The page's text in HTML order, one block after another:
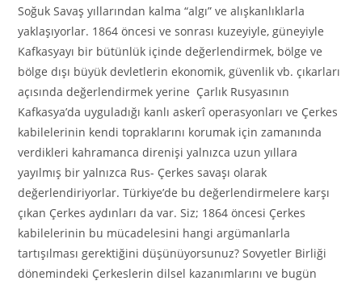
Soğuk Savaş yıllarından kalma “algı” ve alışkanlıklarla
yaklaşıyorlar. 1864 öncesi ve sonrası kuzeyiyle, güneyiyle
Kafkasyayı bir bütünlük içinde değerlendirmek, bölge ve
bölge dışı büyük devletlerin ekonomik, güvenlik vb. çıkarları
açısında değerlendirmek yerine Çarlık Rusyasının
Kafkasya’da uyguladığı kanlı askerî operasyonları ve Çerkes
kabilelerinin kendi topraklarını korumak için zamanında
verdikleri kahramanca direnişi yalnızca uzun yıllara
yayılmış bir yalnızca Rus- Çerkes savaşı olarak
değerlendiriyorlar. Türkiye’de bu değerlendirmelere karşı
çıkan Çerkes aydınları da var. Siz; 1864 öncesi Çerkes
kabilelerinin bu mücadelesini hangi argümanlarla
tartışılması gerektiğini düşünüyorsunuz? Sovyetler Birliği
dönemindeki Çerkeslerin dilsel kazanımlarını ve bugün